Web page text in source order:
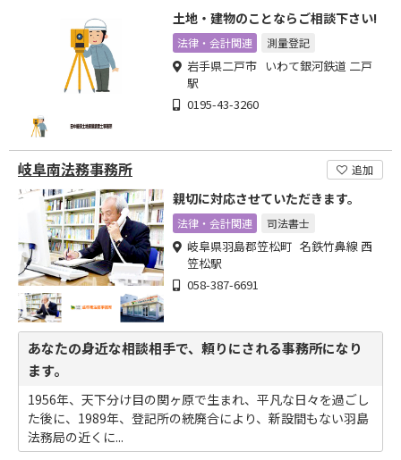
土地・建物のことならご相談下さい!
法律・会計関連 測量登記
岩手県二戸市 いわて銀河鉄道 二戸
駅
0195-43-3260
岐阜南法務事務所 追加
親切に対応させていただきます。
法律・会計関連 司法書士
岐阜県羽島郡笠松町 名鉄竹鼻線 西
笠松駅
058-387-6691
あなたの身近な相談相手で、頼りにされる事務所になり
ます。
1956年、天下分け目の関ヶ原で生まれ、平凡な日々を過ごし
た後に、1989年、登記所の統廃合により、新設間もない羽島
法務局の近くに...